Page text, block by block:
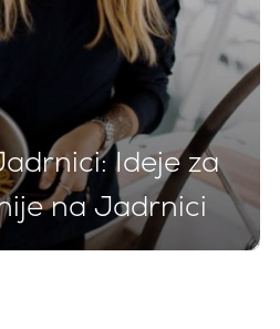
Ideje za
na Jadrnici